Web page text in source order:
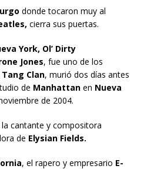
donde tocaron muy al
cierra sus puertas.
York, Ol’ Dirty
Jones, fue uno de los
Tang Clan, murió dos días antes
de Manhattan en Nueva
de 2004.
la cantante y compositora
de Elysian Fields.
, el rapero y empresario E-